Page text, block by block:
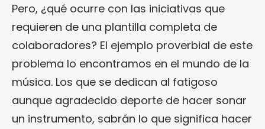
Pero, ¿qué ocurre con las iniciativas que
requieren de una plantilla completa de
colaboradores? El ejemplo proverbial de este
problema lo encontramos en el mundo de la
música. Los que se dedican al fatigoso
aunque agradecido deporte de hacer sonar
un instrumento, sabrán lo que significa hacer